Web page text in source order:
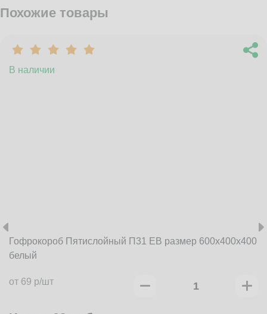
Похожие товары
В наличии
Гофрокороб Пятислойный П31 EB размер 600x400x400
белый
от 69 р/шт